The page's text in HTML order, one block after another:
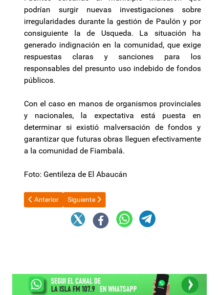
podrían surgir nuevas investigaciones sobre
irregularidades durante la gestión de Paulón y por
consiguiente la de Usqueda. La situación ha
generado indignación en la comunidad, que exige
respuestas claras y sanciones para los
responsables del presunto uso indebido de fondos
públicos.
Con el caso en manos de organismos provinciales
y nacionales, la expectativa está puesta en
determinar si existió malversación de fondos y
garantizar que futuras obras lleguen efectivamente
a la comunidad de Fiambalá.
Foto: Gentileza de El Abaucán
Artículo anterior: Arrancó la veda electoral en la provincia de
Anterior Artículo siguiente: “El fallo del juez Marianello es
Siguiente